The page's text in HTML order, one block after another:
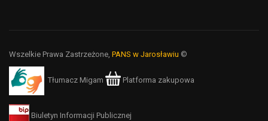
Wszelkie Prawa Zastrzeżone, PANS w Jarosławiu ©
Tłumacz Migam Platforma zakupowa
Biuletyn Informacji Publicznej